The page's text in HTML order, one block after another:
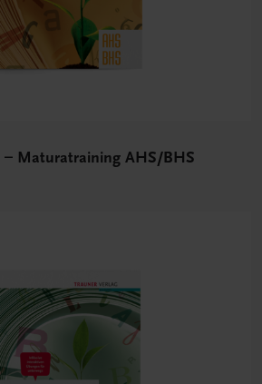
– Maturatraining AHS/BHS